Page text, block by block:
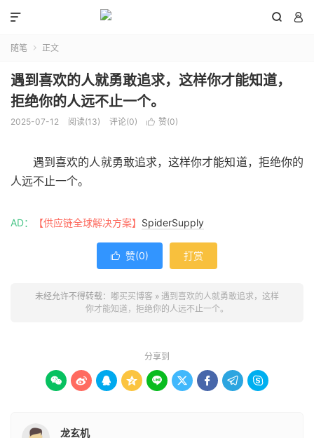
 

随笔  正文
遇到喜欢的人就勇敢追求，这样你才能知道，
拒绝你的人远不止一个。
2025-07-12 阅读(13) 评论(0)  赞(0)
遇到喜欢的人就勇敢追求，这样你才能知道，拒绝你的
人远不止一个。
AD： 【供应链全球解决方案】 SpiderSupply
 赞(0) 打赏
未经允许不得转载： 嘟买买博客 » 遇到喜欢的人就勇敢追求，这样
你才能知道，拒绝你的人远不止一个。
分享到
        
龙玄机